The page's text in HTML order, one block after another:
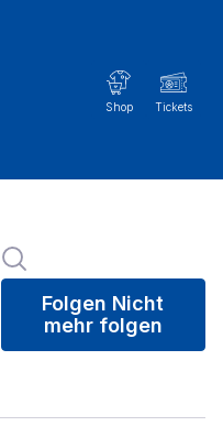
Folgen Nicht
mehr folgen